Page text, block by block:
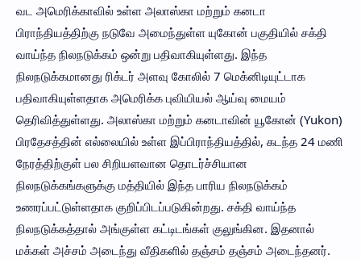
வட அமெரிக்காவில் உள்ள அலாஸ்கா மற்றும் கனடா
பிராந்தியத்திற்கு நடுவே அமைந்துள்ள யுகோன் பகுதியில் சக்தி
வாய்ந்த நிலநடுக்கம் ஒன்று பதிவாகியுள்ளது. இந்த
நிலநடுக்கமானது ரிக்டர் அளவு கோலில் 7 மெக்னிடியுட்டாக
பதிவாகியுள்ளதாக அமெரிக்க புவியியல் ஆய்வு மையம்
தெரிவித்துள்ளது. அலாஸ்கா மற்றும் கனடாவின் யூகோன் (Yukon)
பிரதேசத்தின் எல்லையில் உள்ள இப்பிராந்தியத்தில், கடந்த 24 மணி
நேரத்திற்குள் பல சிறியளவான தொடர்ச்சியான
நிலநடுக்கங்களுக்கு மத்தியில் இந்த பாரிய நிலநடுக்கம்
உணரப்பட்டுள்ளதாக குறிப்பிடப்படுகின்றது. சக்தி வாய்ந்த
நிலநடுக்கத்தால் அங்குள்ள கட்டிடங்கள் குலுங்கின. இதனால்
மக்கள் அச்சம் அடைந்து வீதிகளில் தஞ்சம் தஞ்சம் அடைந்தனர்.